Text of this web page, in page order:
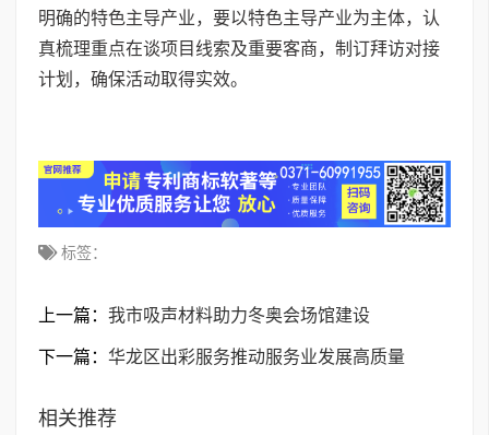
明确的特色主导产业，要以特色主导产业为主体，认
真梳理重点在谈项目线索及重要客商，制订拜访对接
计划，确保活动取得实效。
标签：
上一篇： 我市吸声材料助力冬奥会场馆建设
下一篇： 华龙区出彩服务推动服务业发展高质量
相关推荐